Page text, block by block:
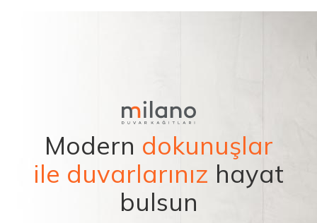
Modern dokunuşlar
ile duvarlarınız hayat
bulsun